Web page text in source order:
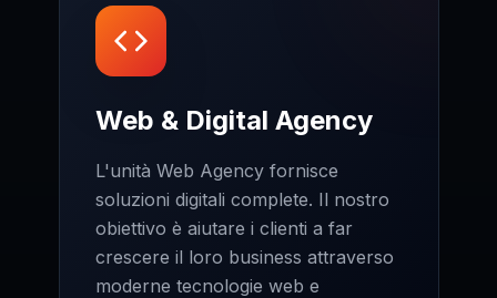
Web & Digital Agency
L'unità Web Agency fornisce
soluzioni digitali complete. Il nostro
obiettivo è aiutare i clienti a far
crescere il loro business attraverso
moderne tecnologie web e